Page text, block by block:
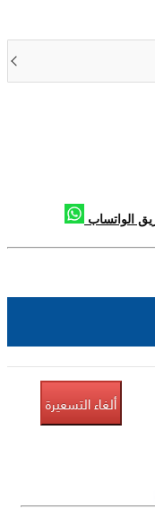
الواتساب
ألغاء التسعيرة